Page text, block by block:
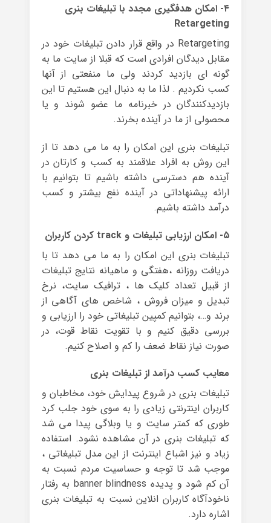
۴- امکان هدفگیری مجدد با تبلیغات بنری
Retargeting
Retargeting در واقع قرار دادن تبلیغات خود در
مقابل دیدگان افرادی است که قبلا از سایت ما به
گونه ای بازدید کردند ولی ما منفعتی از آنها
کسب نکردیم . لذا ما به دنبال این هستیم تا این
بازدیدکنندگان در خبرنامه ما عضو شوند و یا
محصولی از ما در آینده بخرند.
تبلیغات بنری این امکان را به ما می دهد تا از
این روش به افراد علاقمند به کسب و کارتان در
آینده هم دسترسی داشته باشیم تا بتوانیم با
ارائه پیشنهاداتی در آینده نفع بیشتر و کسب
درآمد داشته باشیم.
۵- امکان ارزیابی تبلیغات و track کردن کاربران
تبلیغات بنری این امکان را به ما می دهد تا با
دریافت روزانه ،هفتگی و ماهیانه نتایج تبلیغات
از قبیل تعداد کلیک ها ، ترافیک سایت، نرخ
تبدیل و میزان فروش ، شاخص های آگاهی از
برند و…، بتوانیم کمپین تبلیغاتی خود را ارزیابی و
بررسی دقیق کنیم و با تقویت نقاط قوت، در
صورت نیاز نقاط ضعف را کم و اصلاح کنیم.
معایب کسب درآمد از تبلیغات بنری
تبلیغات بنری در شروع پیدایش خود، مخاطبان و
کاربران اینترنتی زیادی را به سوی خود جلب کرد
طوری که کمتر سایت و یا وبلاگی پیدا می شد
که تبلیغات بنری در آن مشاهده نشود. استفاده
زیاد و نیز اشباع اینترنت از این مدل تبلیغاتی ،
موجب شد تا توجه و حساسیت مردم نسبت به
آن کم شود و پدیده banner blindness به رفتار
ناخودآگاه کاربران انلاین نسبت به تبلیغات بنری
اشاره دارد.